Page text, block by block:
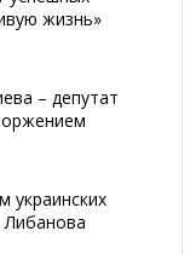
жизнь»
– депутат
украинских